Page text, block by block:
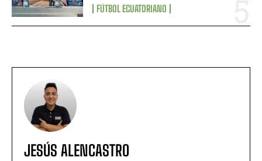
FÚTBOL ECUATORIANO
JESÚS ALENCASTRO